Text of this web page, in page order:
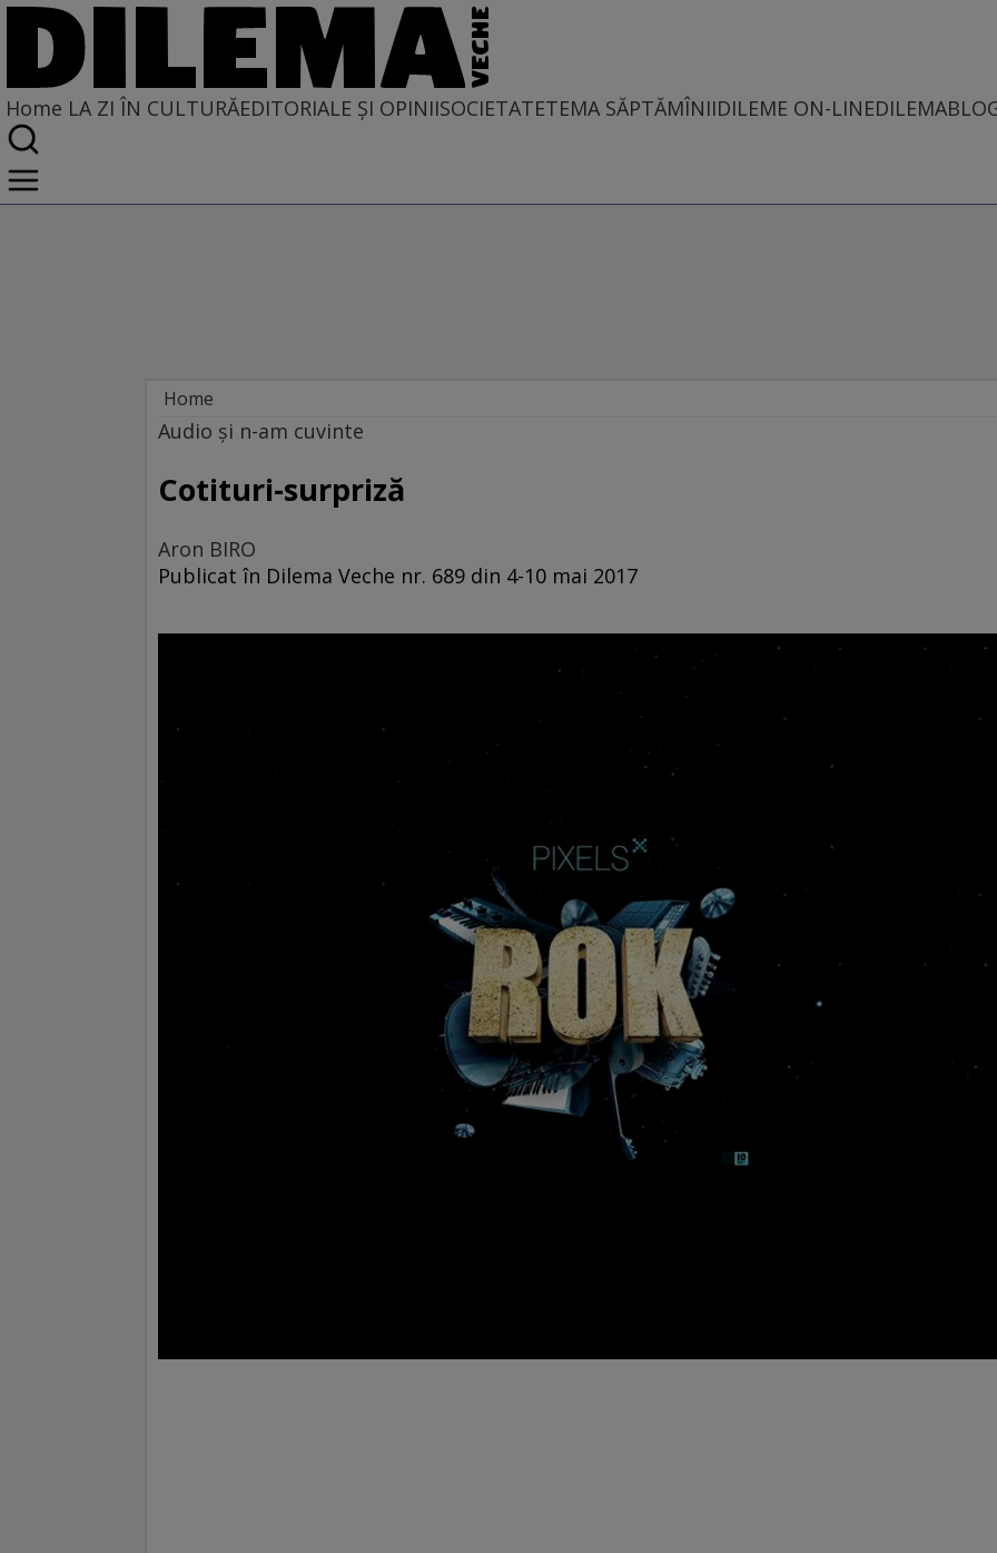
Home LA ZI ÎN CULTURĂEDITORIALE ȘI OPINIISOCIETATETEMA SĂPTĂMÎNIIDILEME ON-LINE
Home
La zi în cultură
MUZICĂ
Audio şi n-am cuvinte
Cotituri-surpriză
Aron BIRO
Publicat în Dilema Veche nr. 689 din 4-10 mai 2017